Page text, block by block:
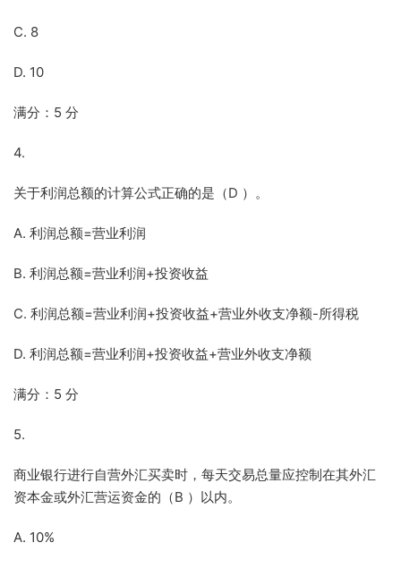
C. 8
D. 10
满分：5 分
4.
关于利润总额的计算公式正确的是（D ）。
A. 利润总额=营业利润
B. 利润总额=营业利润+投资收益
C. 利润总额=营业利润+投资收益+营业外收支净额-所得税
D. 利润总额=营业利润+投资收益+营业外收支净额
满分：5 分
5.
商业银行进行自营外汇买卖时，每天交易总量应控制在其外汇
资本金或外汇营运资金的（B ）以内。
A. 10%